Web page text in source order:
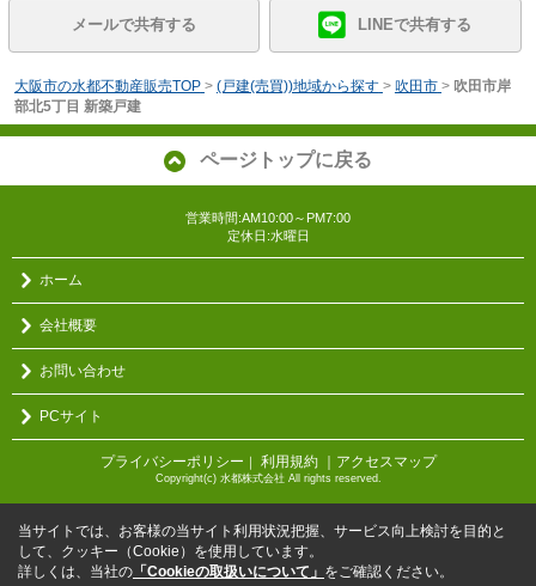
メールで共有する LINEで共有する
大阪市の水都不動産販売TOP > (戸建(売買))地域から探す > 吹田市 > 吹田市岸
部北5丁目 新築戸建
ページトップに戻る
営業時間:AM10:00～PM7:00
定休日:水曜日
ホーム
会社概要
お問い合わせ
PCサイト
プライバシーポリシー ｜ 利用規約 ｜アクセスマップ
Copyright(c) 水都株式会社 All rights reserved.
当サイトでは、お客様の当サイト利用状況把握、サービス向上検討を目的と
して、クッキー（Cookie）を使用しています。
詳しくは、当社の 「Cookieの取扱いについて」 をご確認ください。